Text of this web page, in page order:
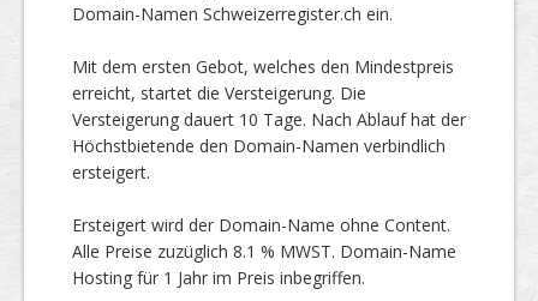
Domain-Namen Schweizerregister.ch ein.
Mit dem ersten Gebot, welches den Mindestpreis
erreicht, startet die Versteigerung. Die
Versteigerung dauert 10 Tage. Nach Ablauf hat der
Höchstbietende den Domain-Namen verbindlich
ersteigert.
Ersteigert wird der Domain-Name ohne Content.
Alle Preise zuzüglich 8.1 % MWST. Domain-Name
Hosting für 1 Jahr im Preis inbegriffen.